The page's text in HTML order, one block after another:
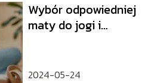
Wybór odpowiedniej
maty do jogi i
2024-05-24